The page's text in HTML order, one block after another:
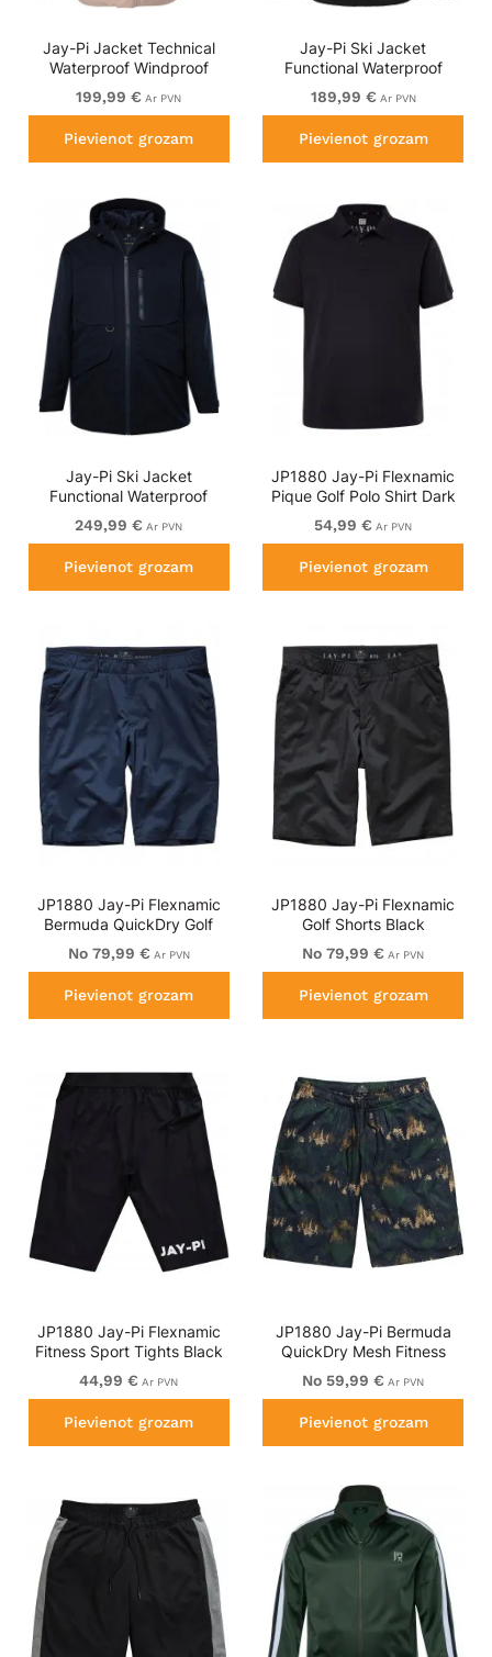
Jay-Pi Jacket Technical
Waterproof Windproof
Dusty Pink
199,99 € Ar PVN
Pievienot grozam
Jay-Pi Ski Jacket
Functional Waterproof
Windproof Breathable
Black
189,99 € Ar PVN
Pievienot grozam
Jay-Pi Ski Jacket
Functional Waterproof
Windproof Navy
249,99 € Ar PVN
Pievienot grozam
JP1880 Jay-Pi Flexnamic
Pique Golf Polo Shirt Dark
Navy
54,99 € Ar PVN
Pievienot grozam
JP1880 Jay-Pi Flexnamic
Bermuda QuickDry Golf
Shorts Navy Blue
No 79,99 € Ar PVN
Pievienot grozam
JP1880 Jay-Pi Flexnamic
Golf Shorts Black
No 79,99 € Ar PVN
Pievienot grozam
JP1880 Jay-Pi Flexnamic
Fitness Sport Tights Black
44,99 € Ar PVN
Pievienot grozam
JP1880 Jay-Pi Bermuda
QuickDry Mesh Fitness
Shorts Khaki
No 59,99 € Ar PVN
Pievienot grozam